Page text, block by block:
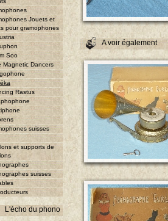
Jouets et
pour gramophones
Soo
Magnetic Dancers
Rastus
suisses
et supports de
suisses
L'écho du phono
A voir également